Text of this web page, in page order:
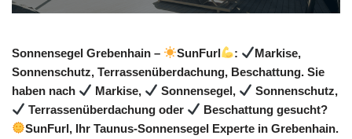
Sonnensegel Grebenhain – SunFurl :
Markise,
Sonnenschutz, Terrassenüberdachung, Beschattung. Sie
haben nach
Markise, Sonnensegel,
Sonnenschutz,
Terrassenüberdachung oder
Beschattung gesucht?
SunFurl, Ihr Taunus-Sonnensegel Experte in Grebenhain.